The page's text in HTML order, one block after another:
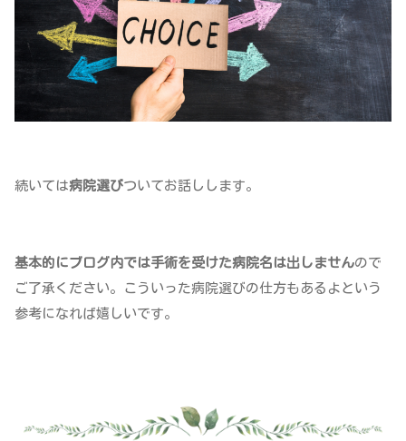
続いては病院選びついてお話しします。
基本的にブログ内では手術を受けた病院名は出しませんので
ご了承ください。こういった病院選びの仕方もあるよという
参考になれば嬉しいです。